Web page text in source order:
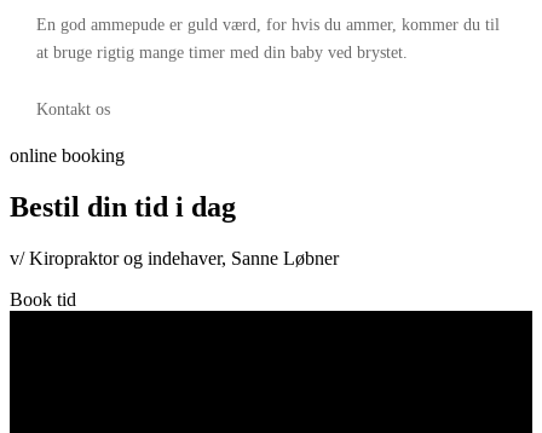
En god ammepude er guld værd, for hvis du ammer, kommer du til
at bruge rigtig mange timer med din baby ved brystet.
Kontakt os
online booking
Bestil din tid i dag
v/ Kiropraktor og indehaver, Sanne Løbner
Book tid